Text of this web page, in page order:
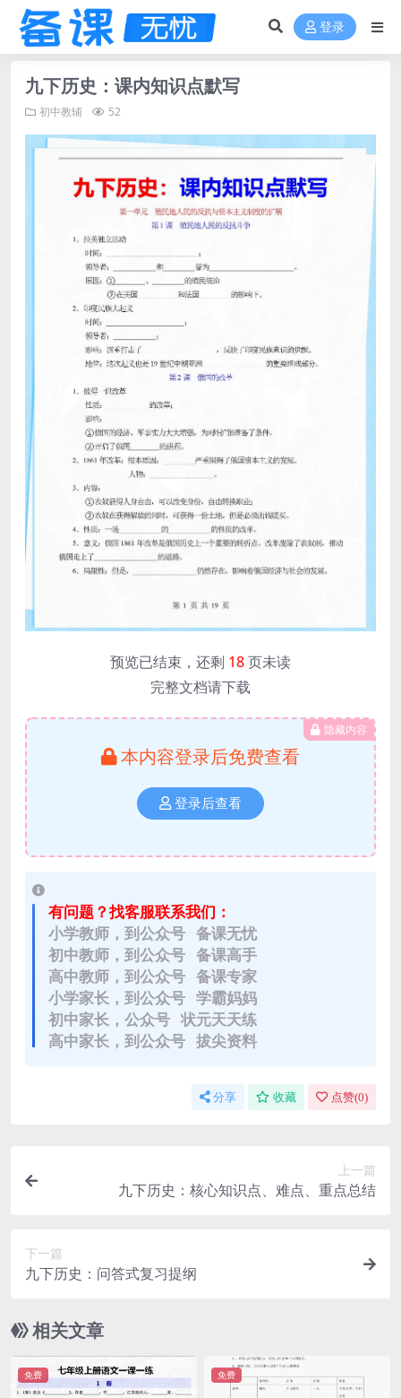
登录
九下历史：课内知识点默写
初中教辅 52
预览已结束，还剩 18页未读
完整文档请下载
隐藏内容
本内容登录后免费查看
登录后查看
有问题？找客服联系我们：
小学教师，到公众号 备课无忧
初中教师，到公众号 备课高手
高中教师，到公众号 备课专家
小学家长，到公众号 学霸妈妈
初中家长，公众号 状元天天练
高中家长，到公众号 拔尖资料
分享 收藏 点赞(0)
上一篇
九下历史：核心知识点、难点、重点总结
下一篇
九下历史：问答式复习提纲
相关文章
免费 免费